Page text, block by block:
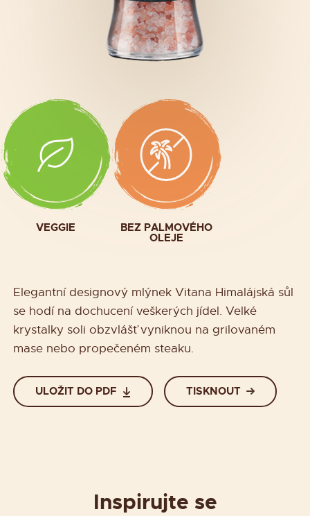
VEGGIE BEZ PALMOVÉHO
OLEJE
Elegantní designový mlýnek Vitana Himalájská sůl
se hodí na dochucení veškerých jídel. Velké
krystalky soli obzvlášť vyniknou na grilovaném
mase nebo propečeném steaku.
ULOŽIT DO PDF TISKNOUT
Inspirujte se